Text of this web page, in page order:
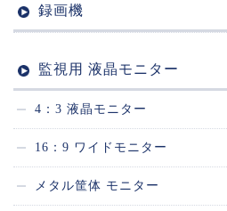
録画機
監視用 液晶モニター
4：3 液晶モニター
16：9 ワイドモニター
メタル筐体 モニター